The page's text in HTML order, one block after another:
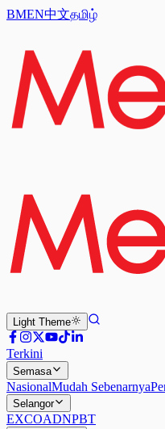
BMEN中文தமிழ்
Light Theme
Terkini
Semasa
NasionalMudah Sebenarnya
Selangor
EXCOADNPBT